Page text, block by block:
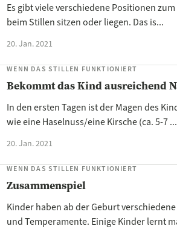
Es gibt viele verschiedene Positionen
beim Stillen sitzen oder liegen. Das is...
20. Jan. 2021
WENN DAS STILLEN FUNKTIONIERT
Bekommt das Kind ausreichend
In den ersten Tagen ist der Magen des
wie eine Haselnuss/eine Kirsche (ca. 5-7 ...
20. Jan. 2021
WENN DAS STILLEN FUNKTIONIERT
Zusammenspiel
Kinder haben ab der Geburt
und Temperamente. Einige Kinder lernt